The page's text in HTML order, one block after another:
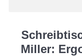
Miller: